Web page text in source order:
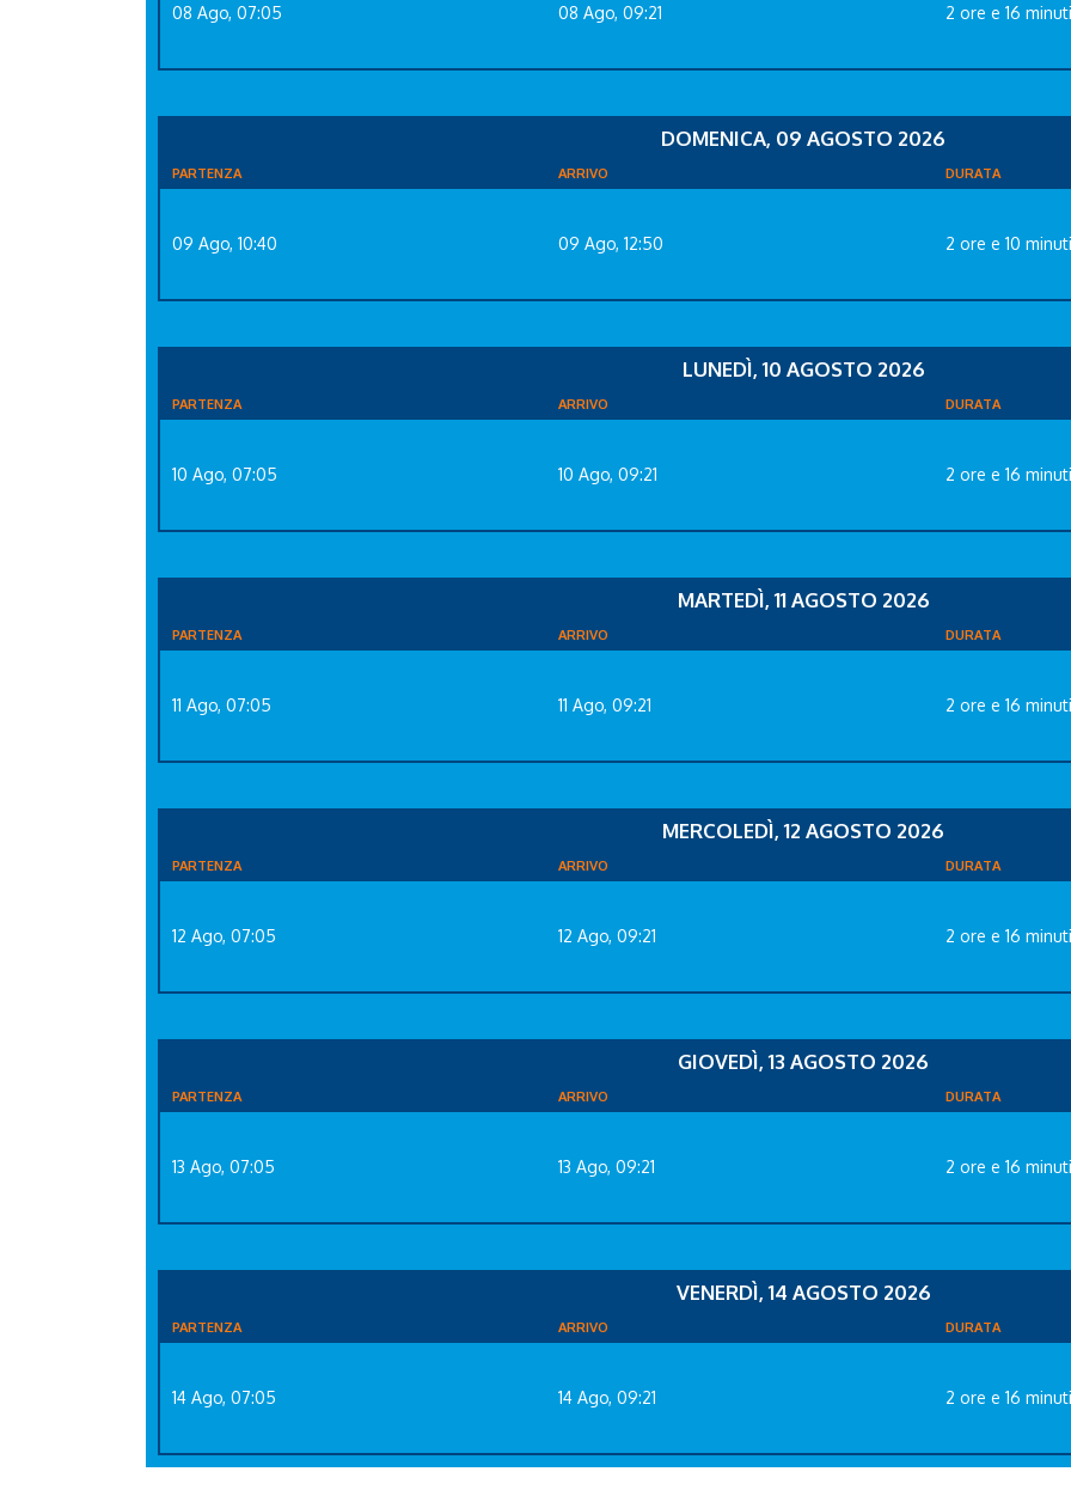
08 Ago, 07:05 08 Ago, 09:21 2 ore e 16 minuti
DOMENICA, 09 AGOSTO 2026
PARTENZA ARRIVO DURATA
09 Ago, 10:40 09 Ago, 12:50 2 ore e 10 minuti
LUNEDÌ, 10 AGOSTO 2026
PARTENZA ARRIVO DURATA
10 Ago, 07:05 10 Ago, 09:21 2 ore e 16 minuti
MARTEDÌ, 11 AGOSTO 2026
PARTENZA ARRIVO DURATA
11 Ago, 07:05 11 Ago, 09:21 2 ore e 16 minuti
MERCOLEDÌ, 12 AGOSTO 2026
PARTENZA ARRIVO DURATA
12 Ago, 07:05 12 Ago, 09:21 2 ore e 16 minuti
GIOVEDÌ, 13 AGOSTO 2026
PARTENZA ARRIVO DURATA
13 Ago, 07:05 13 Ago, 09:21 2 ore e 16 minuti
VENERDÌ, 14 AGOSTO 2026
PARTENZA ARRIVO DURATA
14 Ago, 07:05 14 Ago, 09:21 2 ore e 16 minuti